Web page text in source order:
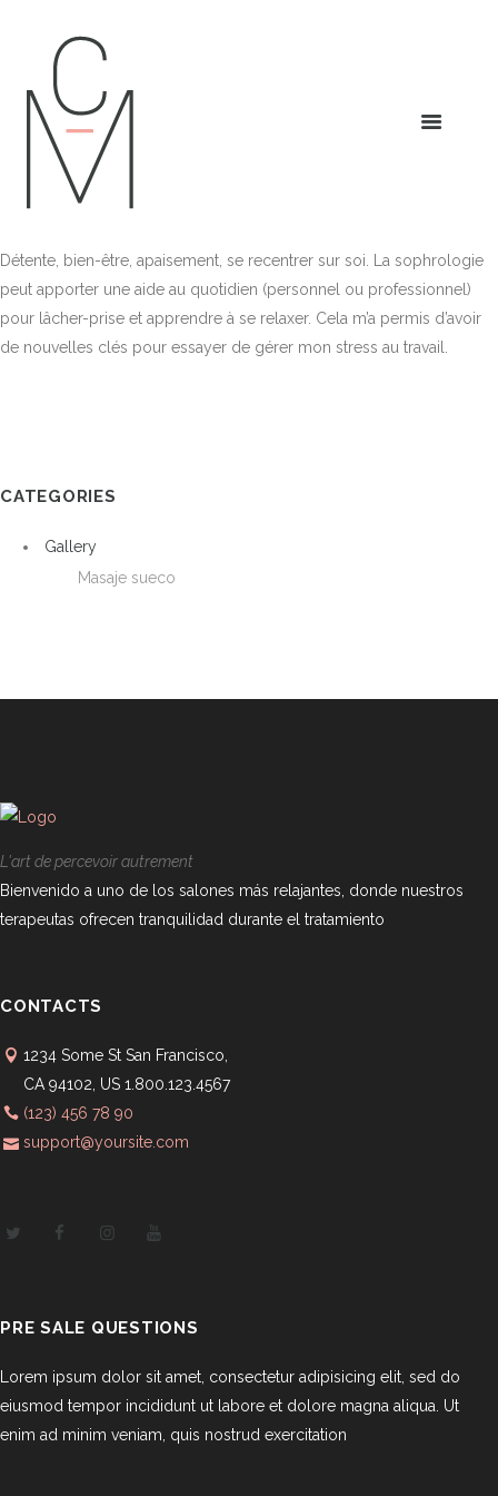
Détente, bien-être, apaisement, se recentrer sur soi. La sophrologie
peut apporter une aide au quotidien (personnel ou professionnel)
pour lâcher-prise et apprendre à se relaxer. Cela m’a permis d’avoir
de nouvelles clés pour essayer de gérer mon stress au travail.
CATEGORIES
Gallery
Masaje sueco
L'art de percevoir autrement
Bienvenido a uno de los salones más relajantes, donde nuestros
terapeutas ofrecen tranquilidad durante el tratamiento
CONTACTS
1234 Some St San Francisco,
CA 94102, US 1.800.123.4567
(123) 456 78 90
support@yoursite.com
PRE SALE QUESTIONS
Lorem ipsum dolor sit amet, consectetur adipisicing elit, sed do
eiusmod tempor incididunt ut labore et dolore magna aliqua. Ut
enim ad minim veniam, quis nostrud exercitation